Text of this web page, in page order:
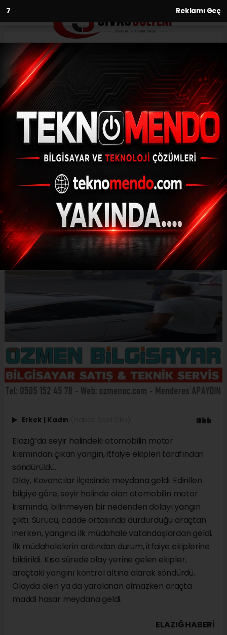
6 Reklamı Geç
Anasayfa Asayiş
Elazığ’da seyir halindeki
otomobil alev aldı
(İHA) - İhlas Haber Ajansı | 31.07.2024 - 13:03, Güncelleme: 31.07.2024
- 12:43
Elazığ’da seyir halindeki otomobil alev aldı
Erkek | Kadın
Elazığ’da seyir halindeki otomobilin motor
kısmından çıkan yangın, itfaiye ekipleri tarafından
söndürüldü.
Olay, Kovancılar ilçesinde meydana geldi. Edinilen
bilgiye göre, seyir halinde olan otomobilin motor
kısmında, bilinmeyen bir nedenden dolayı yangın
çıktı. Sürücü, cadde ortasında durdurduğu araçtan
inerken, yangına ilk müdahale vatandaşlardan geldi.
İlk müdahalelerin ardından durum, itfaiye ekiplerine
bildirildi. Kısa sürede olay yerine gelen ekipler,
araçtaki yangını kontrol altına alarak söndürdü.
Olayda ölen ya da yaralanan olmazken araçta
maddi hasar meydana geldi.
ELAZIĞ HABERİ